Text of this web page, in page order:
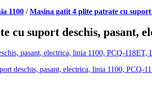
1100 /Masina gatit 4 plite patrate cu
cu suport deschis, pasant,